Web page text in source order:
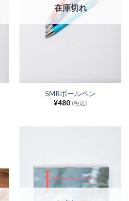
在庫切れ
SMRボールペン
¥480 (税込)